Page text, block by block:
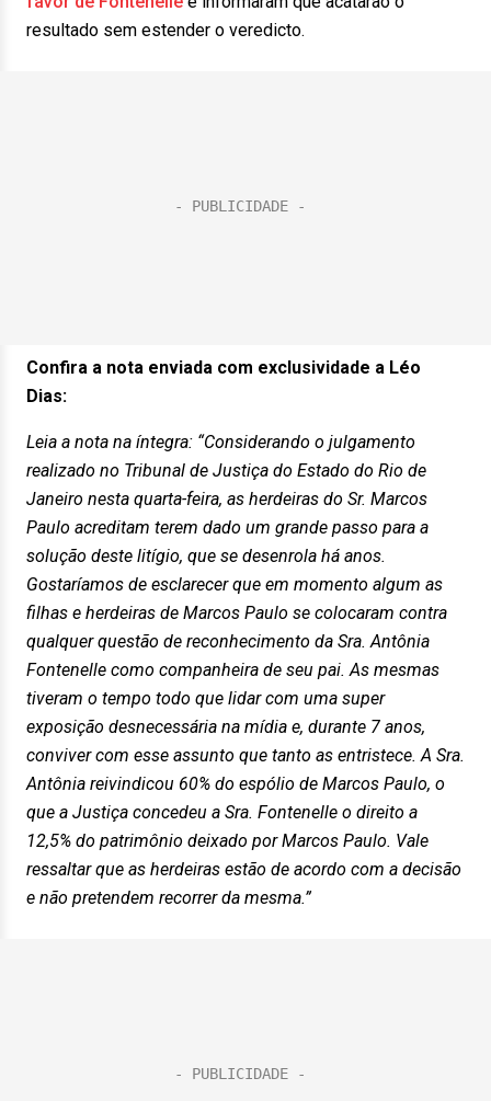
resultado sem estender o veredicto.
Confira a nota enviada com exclusividade a Léo
Dias:
Leia a nota na íntegra: “Considerando o julgamento
realizado no Tribunal de Justiça do Estado do Rio de
Janeiro nesta quarta-feira, as herdeiras do Sr. Marcos
Paulo acreditam terem dado um grande passo para a
solução deste litígio, que se desenrola há anos.
Gostaríamos de esclarecer que em momento algum as
filhas e herdeiras de Marcos Paulo se colocaram contra
qualquer questão de reconhecimento da Sra. Antônia
Fontenelle como companheira de seu pai. As mesmas
tiveram o tempo todo que lidar com uma super
exposição desnecessária na mídia e, durante 7 anos,
conviver com esse assunto que tanto as entristece. A Sra.
Antônia reivindicou 60% do espólio de Marcos Paulo, o
que a Justiça concedeu a Sra. Fontenelle o direito a
12,5% do patrimônio deixado por Marcos Paulo. Vale
ressaltar que as herdeiras estão de acordo com a decisão
e não pretendem recorrer da mesma.”